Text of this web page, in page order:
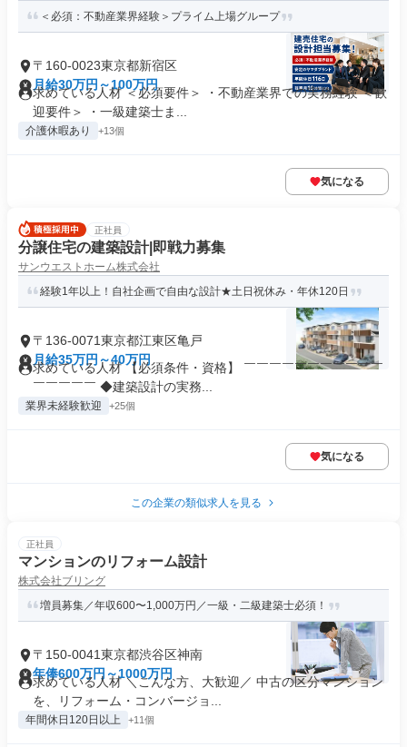
＜必須：不動産業界経験＞プライム上場グループ
〒160-0023東京都新宿区
月給30万円～100万円
求めている人材 ＜必須要件＞ ・不動産業界での実務経験 ＜歓
迎要件＞ ・一級建築士ま...
介護休暇あり +13個
気になる
正社員
分譲住宅の建築設計|即戦力募集
サンウエストホーム株式会社
経験1年以上！自社企画で自由な設計★土日祝休み・年休120日
〒136-0071東京都江東区亀戸
月給35万円～40万円
求めている人材 【必須条件・資格】 ￣￣￣￣￣￣￣￣￣￣￣
￣￣￣￣￣ ◆建築設計の実務...
業界未経験歓迎 +25個
気になる
この企業の類似求人を見る
正社員
マンションのリフォーム設計
株式会社ブリング
増員募集／年収600〜1,000万円／一級・二級建築士必須！
〒150-0041東京都渋谷区神南
年俸600万円～1000万円
求めている人材 ＼こんな方、大歓迎／ 中古の区分マンション
を、リフォーム・コンバージョ...
年間休日120日以上 +11個